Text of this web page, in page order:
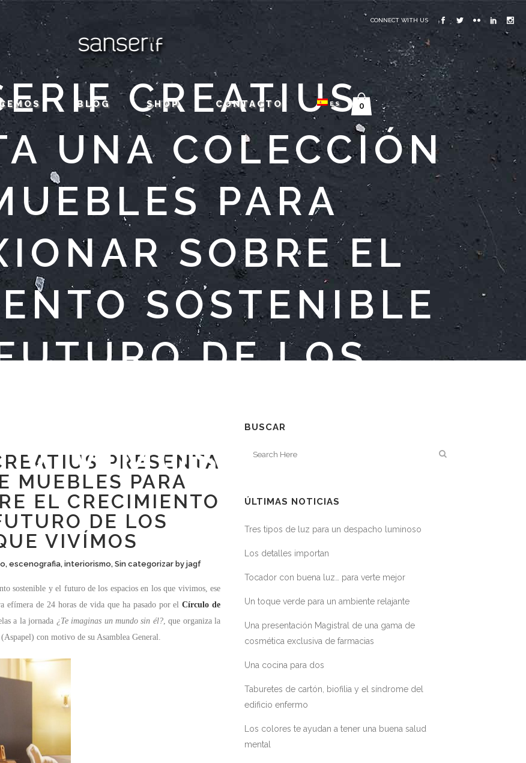
CONNECT WITH US
BLOG SHOP CONTACTO ES 0
CREATIUS
UNA COLECCIÓN
PARA
SOBRE EL
SOSTENIBLE
DE LOS
VIVÍMOS
PRESENTA
MUEBLES PARA
EL CRECIMIENTO
DE LOS
VIVÍMOS
, escenografia, interiorismo, Sin categorizar by jagf
sostenible y el futuro de los espacios en los que vivimos, ese
efímera de 24 horas de vida que ha pasado por elCírculo de
a la jornada ¿Te imaginas un mundo sin él?, que organiza la
con motivo de su Asamblea General.
BUSCAR
ÚLTIMAS NOTICIAS
Tres tipos de luz para un despacho luminoso
Los detalles importan
Tocador con buena luz… para verte mejor
Un toque verde para un ambiente relajante
Una presentación Magistral de una gama de
cosmética exclusiva de farmacias
Una cocina para dos
Taburetes de cartón, biofilia y el síndrome del
edificio enfermo
Los colores te ayudan a tener una buena salud
mental